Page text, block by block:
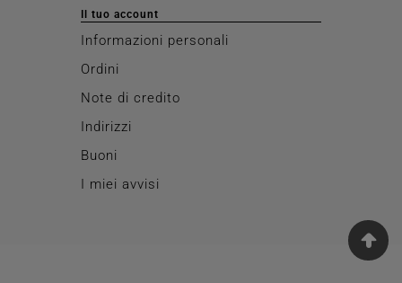
Il tuo account
Informazioni personali
Ordini
Note di credito
Indirizzi
Buoni
I miei avvisi